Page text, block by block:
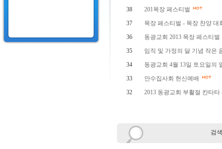
38
201목장 페스티벌
37
목장 페스티벌 - 목장 찬양 대
36
동광교회 2013 목장 페스티벌
35
임직 및 가정의 달 기념 작은
34
동광교회 4월 13일 토요일의
33
안수집사회 헌신예배
32
2013 동광교회 부활절 칸타
검